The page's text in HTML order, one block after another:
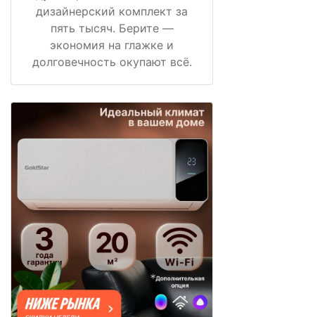
дизайнерский комплект за
пять тысяч. Берите —
экономия на глажке и
долговечность окупают всё.